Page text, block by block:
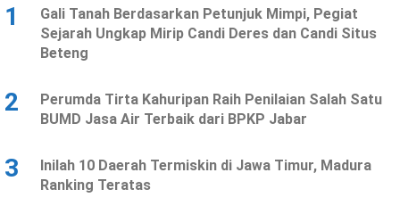
Copyright
2026
News
Right
Reserve
1
Gali Tanah Berdasarkan Petunjuk Mimpi, Pegiat
Sejarah Ungkap Mirip Candi Deres dan Candi Situs
Beteng
2
Perumda Tirta Kahuripan Raih Penilaian Salah Satu
BUMD Jasa Air Terbaik dari BPKP Jabar
3
Inilah 10 Daerah Termiskin di Jawa Timur, Madura
Ranking Teratas